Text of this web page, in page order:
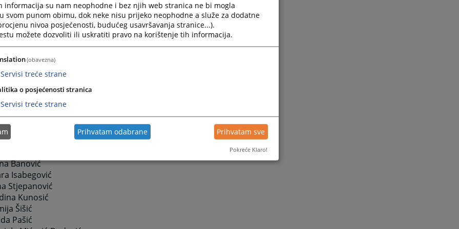
za operativno – tehničke poslove:
Saračić
Soljankić
Avdić
Hasić
Cifrić
Mehmedinović
Zukić
Salamović
Medić
Avdibašić
Banović
Isabegović
Stjepanović
Kunosić
Šišić
Pašić
informacija su nam neophodne i bez njih web stranica ne bi mogla
svom punom obimu, dok neke nisu prijeko neophodne a služe za dodatne
nivoa posjećenosti, budućeg usavršavanja stranice...).
možete dozvoliti ili uskratiti pravo na korištenje tih informacija.
(obavezna)
Servisi treće strane
o posjećenosti stranica
Servisi treće strane
Prihvatam odabrane Prihvatam sve
Pokreće Klaro!